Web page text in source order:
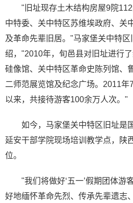
"旧址现存土木结构房屋9院
中特委、关中特区苏维埃政府、关
及革命先辈旧居。"马家堡关中特
绍，"2010年，旬邑县对旧址进行
硅像馆、关中特区革命史陈列馆、
二师范展览馆及纪念广场。2011年
以来，共接待游客100余万人次。"
如今，马家堡关中特区旧址是
延安干部学院现场培训教学点，陕
位。
"我们将做好‘五一’假期团体游
好地缅怀革命先烈、传承先辈遗志